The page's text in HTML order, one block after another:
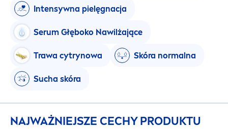
Intensywna pielęgnacja
Serum Głęboko Nawilżające
Trawa cytrynowa Skóra normalna
Sucha skóra
NAJWAŻNIEJSZE CECHY PRODUKTU